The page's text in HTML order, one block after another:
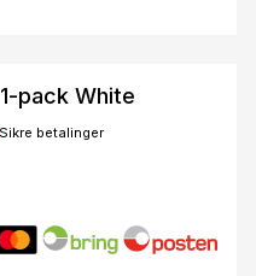
pack White
betalinger